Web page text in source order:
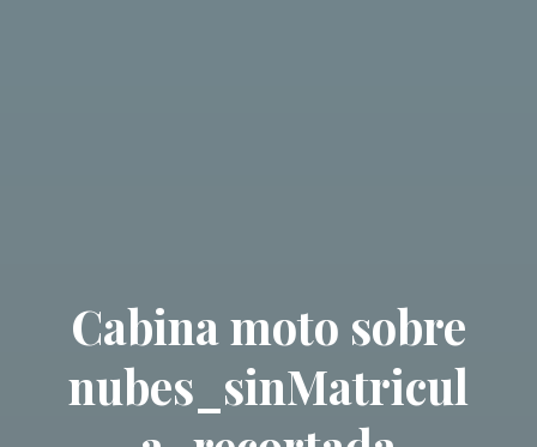
Cabina moto sobre
nubes_sinMatricul